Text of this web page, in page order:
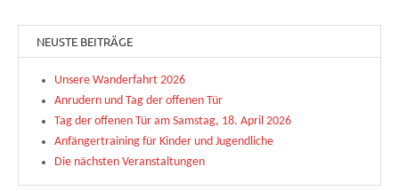
NEUSTE BEITRÄGE
Unsere Wanderfahrt 2026
Anrudern und Tag der offenen Tür
Tag der offenen Tür am Samstag, 18. April 2026
Anfängertraining für Kinder und Jugendliche
Die nächsten Veranstaltungen